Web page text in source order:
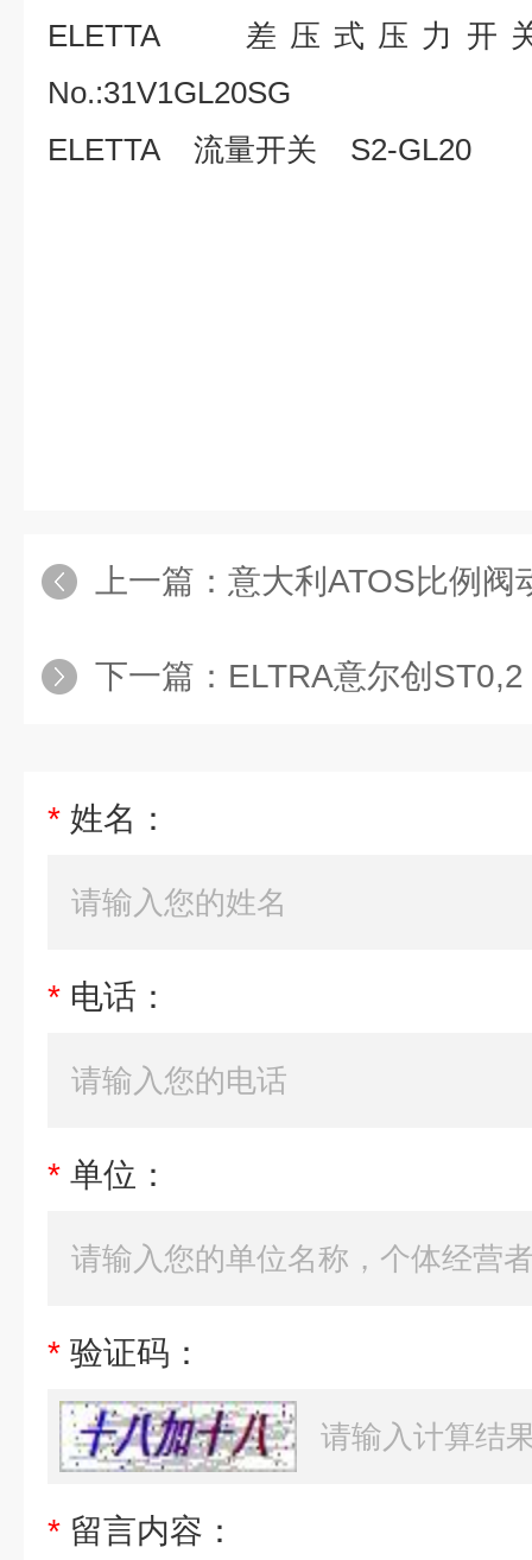
ELETTA 差压式压力
No.:31V1GL20SG
ELETTA 流量开关 S2-GL20
上一篇： 意大利ATOS比例阀
下一篇： ELTRA意尔创ST0,2
* 姓名：
* 电话：
* 单位：
* 验证码：
* 留言内容：